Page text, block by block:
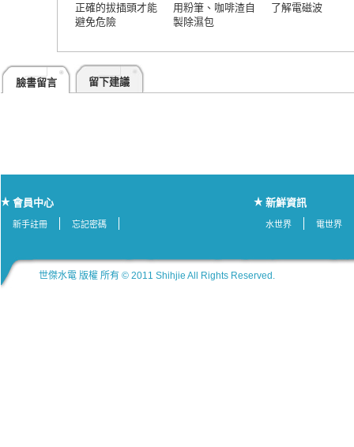
正確的拔插頭才能
避免危險
用粉筆、咖啡渣自
製除濕包
了解電磁波
臉書留言 留下建議
會員中心
新手註冊 忘記密碼
新鮮資訊
水世界 電世界
世傑水電 版權 所有 © 2011 Shihjie All Rights Reserved.